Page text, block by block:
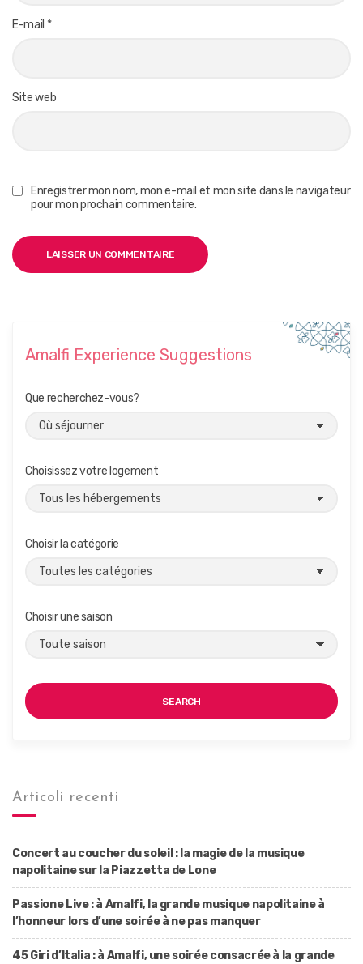
E-mail *
Site web
Enregistrer mon nom, mon e-mail et mon site dans le navigateur
pour mon prochain commentaire.
Amalfi Experience Suggestions
Que recherchez-vous?
Choisissez votre logement
Choisir la catégorie
Choisir une saison
SEARCH
Articoli recenti
Concert au coucher du soleil : la magie de la musique
napolitaine sur la Piazzetta de Lone
Passione Live : à Amalfi, la grande musique napolitaine à
l’honneur lors d’une soirée à ne pas manquer
45 Giri d’Italia : à Amalfi, une soirée consacrée à la grande